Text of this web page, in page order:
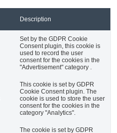
Description
Set by the GDPR Cookie
Consent plugin, this cookie is
used to record the user
consent for the cookies in the
"Advertisement" category .
This cookie is set by GDPR
Cookie Consent plugin. The
cookie is used to store the user
consent for the cookies in the
category "Analytics".
The cookie is set by GDPR